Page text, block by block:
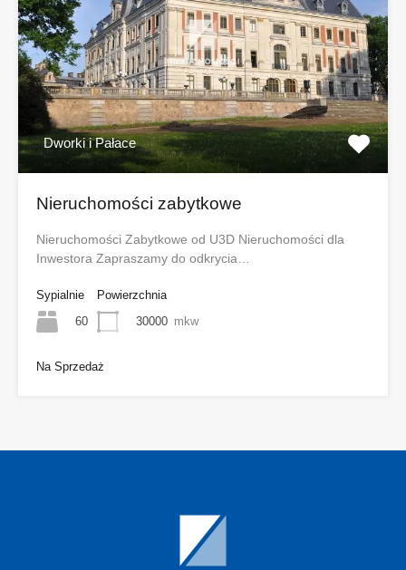
Dworki i Pałace
Nieruchomości zabytkowe
Nieruchomości Zabytkowe od U3D Nieruchomości dla
Inwestora Zapraszamy do odkrycia…
Sypialnie
60
Powierzchnia
30000 mkw
Na Sprzedaż